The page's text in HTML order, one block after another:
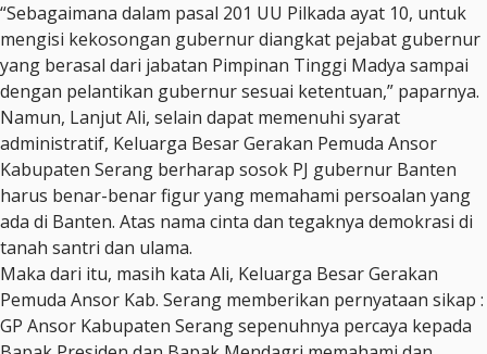
“Sebagaimana dalam pasal 201 UU Pilkada ayat 10, untuk
mengisi kekosongan gubernur diangkat pejabat gubernur
yang berasal dari jabatan Pimpinan Tinggi Madya sampai
dengan pelantikan gubernur sesuai ketentuan,” paparnya.
Namun, Lanjut Ali, selain dapat memenuhi syarat
administratif, Keluarga Besar Gerakan Pemuda Ansor
Kabupaten Serang berharap sosok PJ gubernur Banten
harus benar-benar figur yang memahami persoalan yang
ada di Banten. Atas nama cinta dan tegaknya demokrasi di
tanah santri dan ulama.
Maka dari itu, masih kata Ali, Keluarga Besar Gerakan
Pemuda Ansor Kab. Serang memberikan pernyataan sikap :
GP Ansor Kabupaten Serang sepenuhnya percaya kepada